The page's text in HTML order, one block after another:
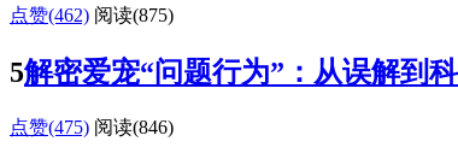
点赞(462) 阅读(875)
5解密爱宠“问题行为”：从误解到
点赞(475) 阅读(846)